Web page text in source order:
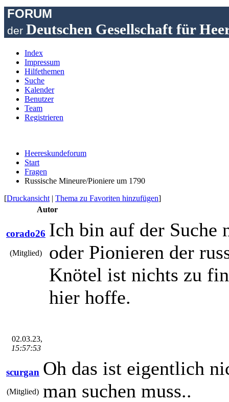
FORUM
der Deutschen Gesellschaft für
Index
Impressum
Hilfethemen
Suche
Kalender
Benutzer
Team
Registrieren
Heereskundeforum
Start
Fragen
Russische Mineure/Pioniere um 1790
[Druckansicht | Thema zu Favoriten hinzufügen]
Autor
corado26
(Mitglied)
Ich bin auf der Suche
oder Pionieren der
Knötel ist nichts zu
hier hoffe.
02.03.23,
15:57:53
scurgan
(Mitglied)
Oh das ist eigentlich
man suchen muss..